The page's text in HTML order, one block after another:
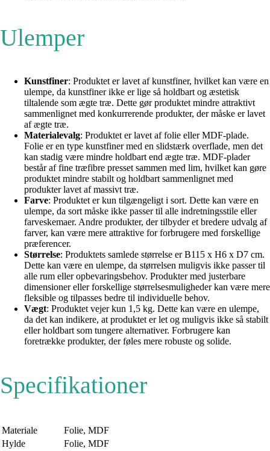
Ulemper
Kunstfiner: Produktet er lavet af kunstfiner, hvilket kan være en
ulempe, da kunstfiner ikke er lige så holdbart og æstetisk
tiltalende som ægte træ. Dette gør produktet mindre attraktivt
sammenlignet med konkurrerende produkter, der måske er lavet
af ægte træ.
Materialevalg: Produktet er lavet af folie eller MDF-plade.
Folie er en type kunstfiner med en slidstærk overflade, men det
kan stadig være mindre holdbart end ægte træ. MDF-plader
består af fine træfibre presset sammen med lim, hvilket kan gøre
produktet mindre stabilt og holdbart sammenlignet med
produkter lavet af massivt træ.
Farve: Produktet er kun tilgængeligt i sort. Dette kan være en
ulempe, da sort måske ikke passer til alle indretningsstile eller
farveskemaer. Andre produkter, der tilbyder et bredere udvalg af
farver, kan være mere attraktive for forbrugere med forskellige
præferencer.
Størrelse: Produktets samlede størrelse er B115 x H6 x D7 cm.
Dette kan være en ulempe, da størrelsen muligvis ikke passer til
alle rum eller opbevaringsbehov. Produkter med justerbare
dimensioner eller forskellige størrelsesmuligheder kan være mere
fleksible og tilpasses bedre til individuelle behov.
Vægt: Produktet vejer kun 1,5 kg. Dette kan være en ulempe,
da det kan indikere, at produktet er let og muligvis ikke så stabilt
eller holdbart som tungere alternativer. Forbrugere kan
foretrække produkter, der føles mere robuste og solide.
Specifikationer
Materiale
Folie, MDF
Hylde
Folie, MDF